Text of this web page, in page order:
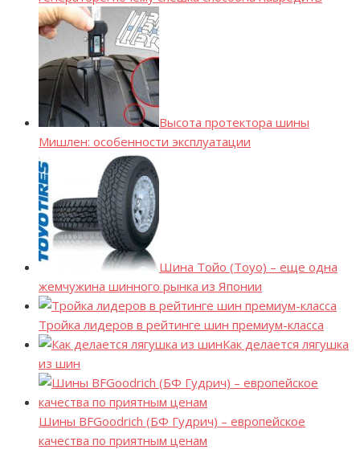
Высота протектора шины
Мишлен: особенности эксплуатации
Шина Тойо (Toyo) – еще одна
жемчужина шинного рынка из Японии
Тройка лидеров в рейтинге шин премиум-класса
Как делается лягушка
из шин
Шины BFGoodrich (БФ Гудрич) – европейское
качества по приятным ценам